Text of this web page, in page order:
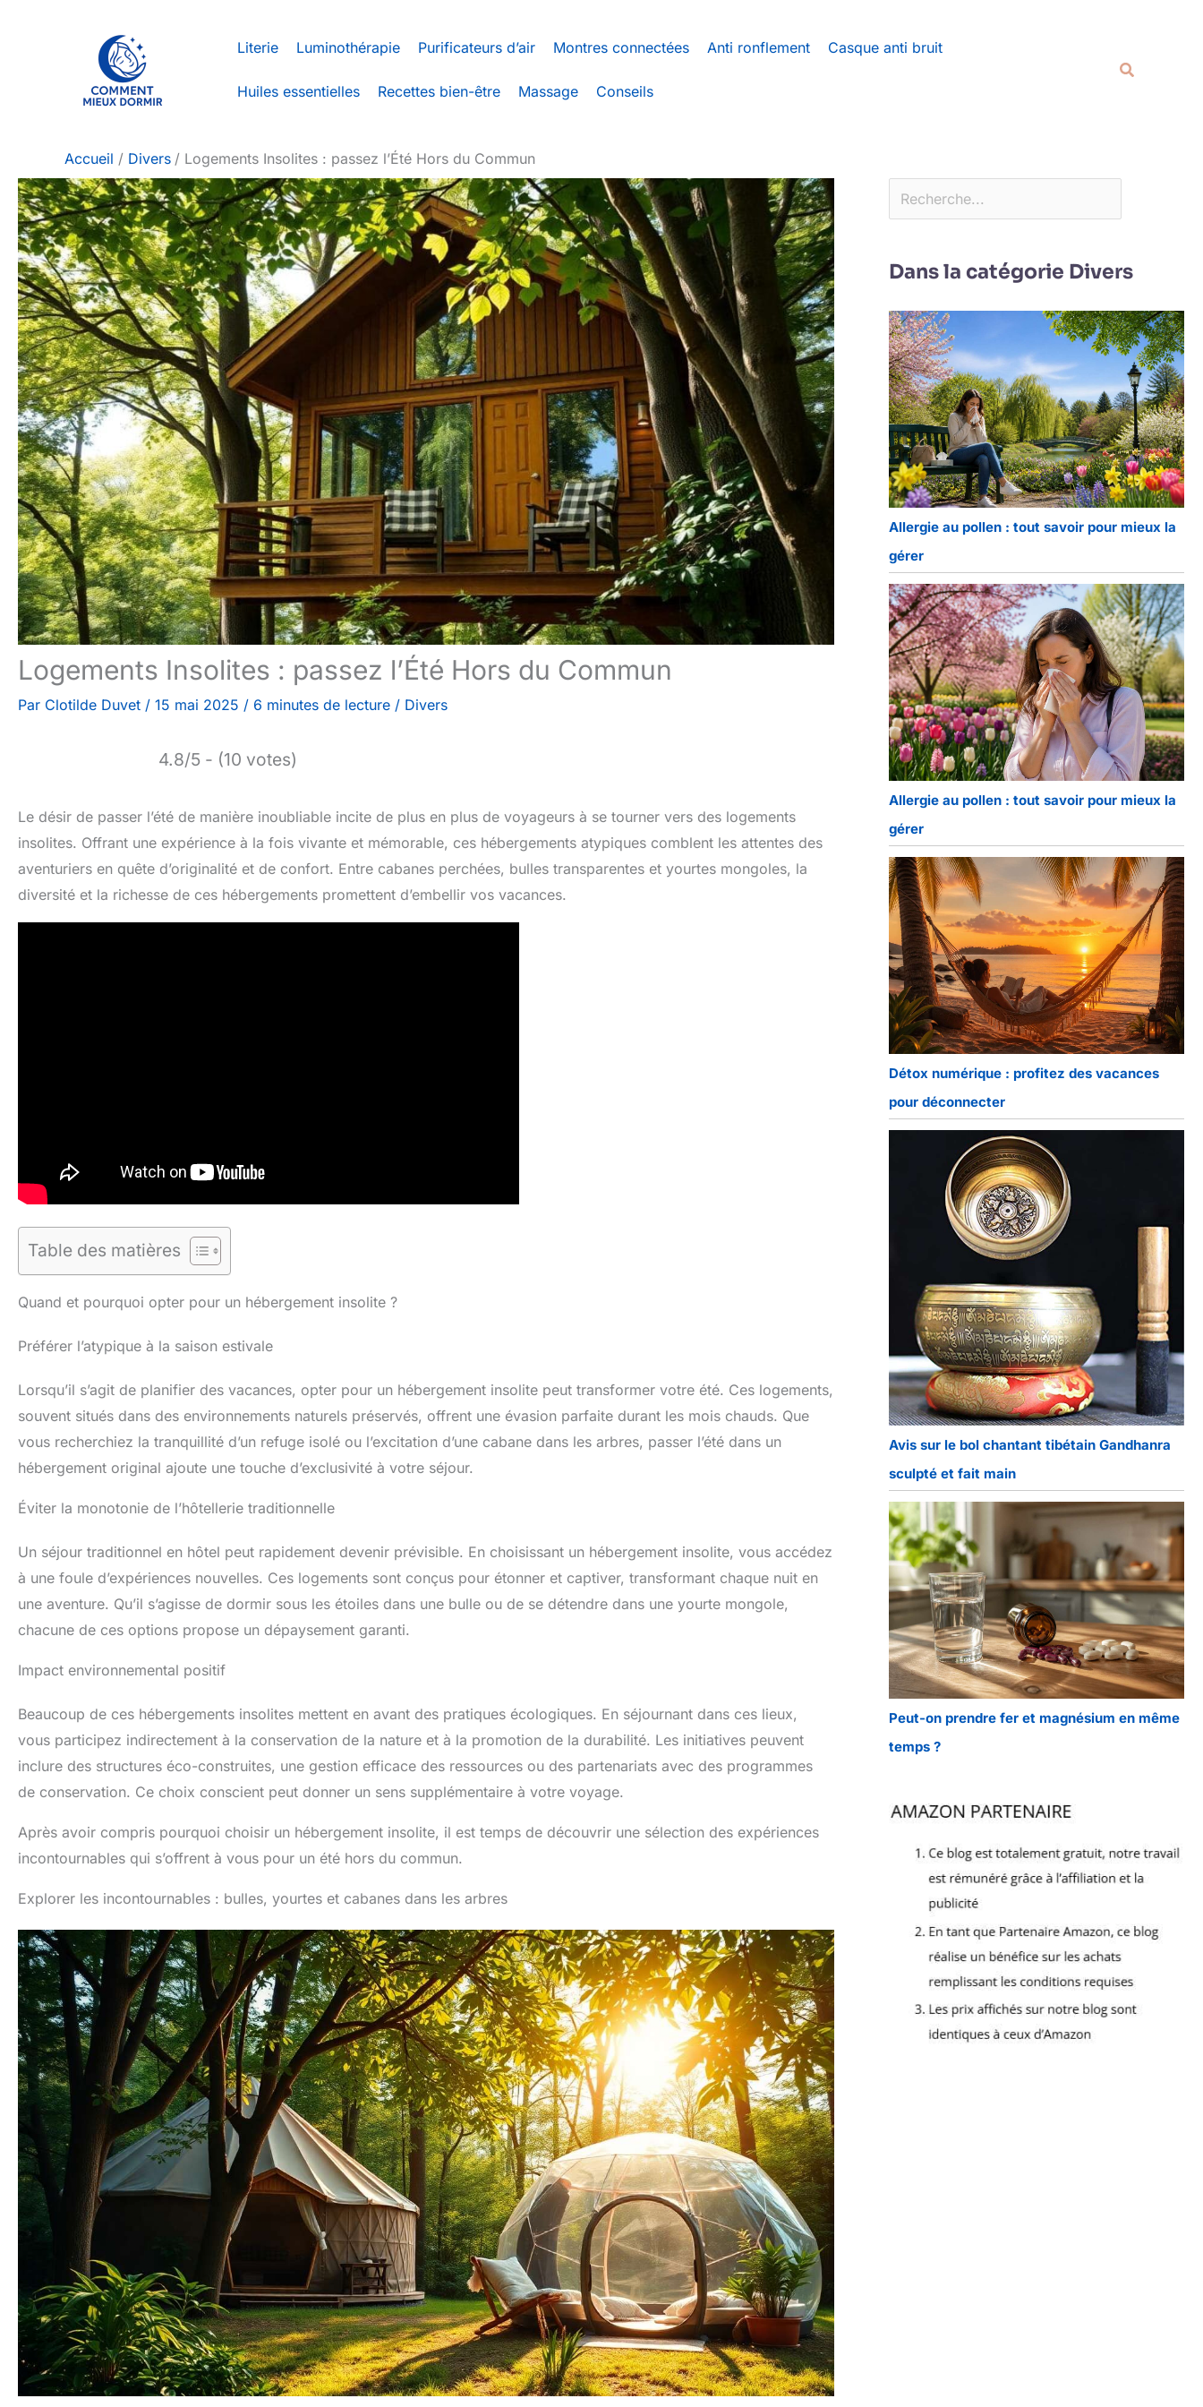
Literie Luminothérapie Purificateurs d’air Montres connectées Anti ronflement Casque anti bruit
Huiles essentielles Recettes bien-être Massage Conseils
Accueil Divers Logements Insolites : passez l’Été Hors du Commun
Logements Insolites : passez l’Été Hors du Commun
Par Clotilde Duvet / 15 mai 2025 / 6 minutes de lecture / Divers
4.8/5 - (10 votes)
Le désir de passer l’été de manière inoubliable incite de plus en plus de voyageurs à se tourner vers des logements
insolites. Offrant une expérience à la fois vivante et mémorable, ces hébergements atypiques comblent les attentes des
aventuriers en quête d’originalité et de confort. Entre cabanes perchées, bulles transparentes et yourtes mongoles, la
diversité et la richesse de ces hébergements promettent d’embellir vos vacances.
Table des matières
Quand et pourquoi opter pour un hébergement insolite ?
Préférer l’atypique à la saison estivale
Lorsqu’il s’agit de planifier des vacances, opter pour un hébergement insolite peut transformer votre été. Ces logements,
souvent situés dans des environnements naturels préservés, offrent une évasion parfaite durant les mois chauds. Que
vous recherchiez la tranquillité d’un refuge isolé ou l’excitation d’une cabane dans les arbres, passer l’été dans un
hébergement original ajoute une touche d’exclusivité à votre séjour.
Éviter la monotonie de l’hôtellerie traditionnelle
Un séjour traditionnel en hôtel peut rapidement devenir prévisible. En choisissant un hébergement insolite, vous accédez
à une foule d’expériences nouvelles. Ces logements sont conçus pour étonner et captiver, transformant chaque nuit en
une aventure. Qu’il s’agisse de dormir sous les étoiles dans une bulle ou de se détendre dans une yourte mongole,
chacune de ces options propose un dépaysement garanti.
Impact environnemental positif
Beaucoup de ces hébergements insolites mettent en avant des pratiques écologiques. En séjournant dans ces lieux,
vous participez indirectement à la conservation de la nature et à la promotion de la durabilité. Les initiatives peuvent
inclure des structures éco-construites, une gestion efficace des ressources ou des partenariats avec des programmes
de conservation. Ce choix conscient peut donner un sens supplémentaire à votre voyage.
Après avoir compris pourquoi choisir un hébergement insolite, il est temps de découvrir une sélection des expériences
incontournables qui s’offrent à vous pour un été hors du commun.
Explorer les incontournables : bulles, yourtes et cabanes dans les arbres
Dans la catégorie Divers
Allergie au pollen : tout savoir pour mieux la
gérer
Allergie au pollen : tout savoir pour mieux la
gérer
Détox numérique : profitez des vacances
pour déconnecter
Avis sur le bol chantant tibétain Gandhanra
sculpté et fait main
Peut-on prendre fer et magnésium en même
temps ?